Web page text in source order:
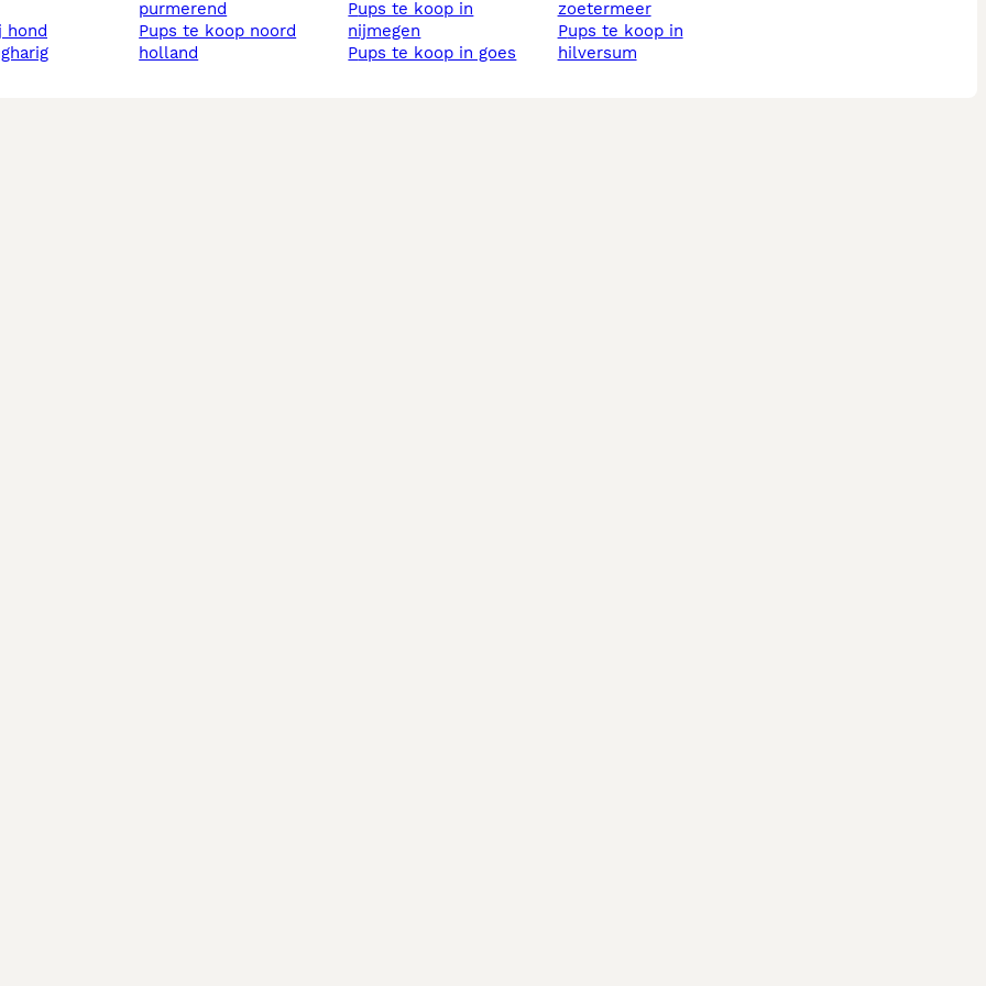
hond
purmerend
pups te koop noord
holland
pups te koop in
nijmegen
pups te koop in goes
zoetermeer
pups te koop in
hilversum